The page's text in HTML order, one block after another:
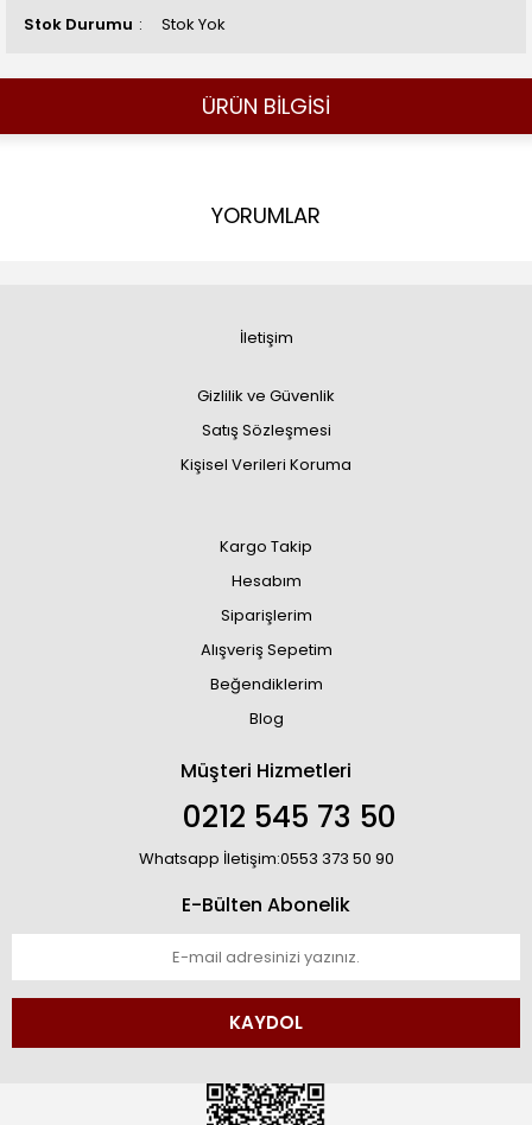
Stok Durumu Stok Yok
ÜRÜN BİLGİSİ
YORUMLAR
İletişim
Gizlilik ve Güvenlik
Satış Sözleşmesi
Kişisel Verileri Koruma
Kargo Takip
Hesabım
Siparişlerim
Alışveriş Sepetim
Beğendiklerim
Blog
Müşteri Hizmetleri
0212 545 73 50
Whatsapp İletişim:0553 373 50 90
E-Bülten Abonelik
KAYDOL